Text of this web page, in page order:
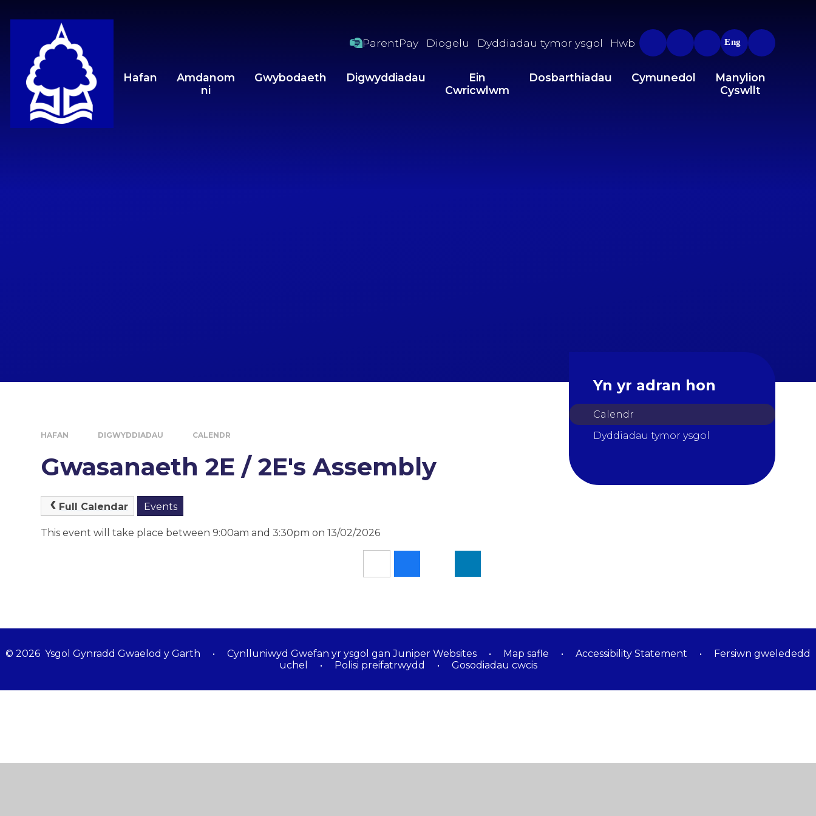
ParentPay Diogelu Dyddiadau tymor ysgol Hwb Eng
Hafan
Amdanom
ni
Gwybodaeth Digwyddiadau
Ein
Cwricwlwm
Dosbarthiadau Cymunedol
Manylion
Cyswllt
HAFAN DIGWYDDIADAU CALENDR
Gwasanaeth 2E / 2E's Assembly
Full Calendar Events
This event will take place between 9:00am and 3:30pm on 13/02/2026
Yn yr adran hon
Calendr
Dyddiadau tymor ysgol
© 2026 Ysgol Gynradd Gwaelod y Garth • Cynlluniwyd Gwefan yr ysgol gan Juniper Websites • Map safle • Accessibility Statement •
Fersiwn gwelededd
uchel
• Polisi preifatrwydd • Gosodiadau cwcis